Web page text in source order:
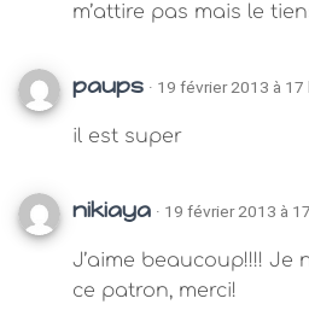
m’attire pas mais le
paups · 19 février 2013 à 17
il est super
nikiaya · 19 février 2013 à
J’aime beaucoup!!!! Je
ce patron, merci!